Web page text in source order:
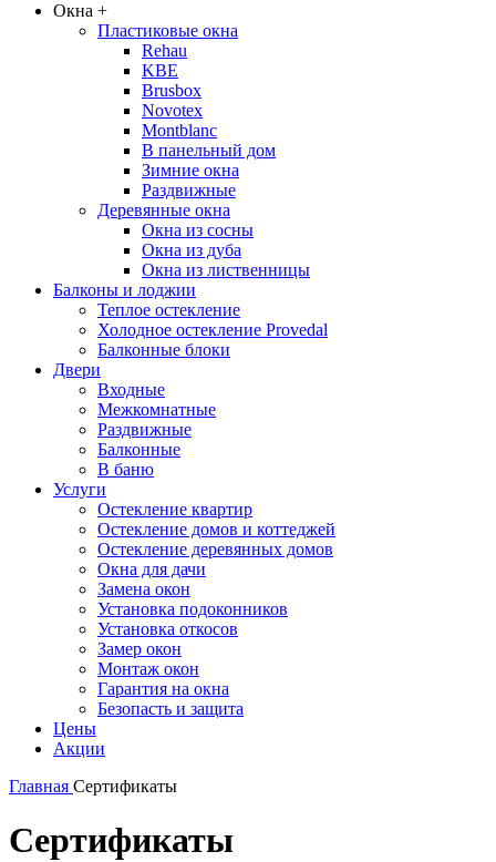
Окна +
Пластиковые окна
Rehau
KBE
Brusbox
Novotex
Montblanc
В панельный дом
Зимние окна
Раздвижные
Деревянные окна
Окна из сосны
Окна из дуба
Окна из лиственницы
Балконы и лоджии
Теплое остекление
Холодное остекление Provedal
Балконные блоки
Двери
Входные
Межкомнатные
Раздвижные
Балконные
В баню
Услуги
Остекление квартир
Остекление домов и коттеджей
Остекление деревянных домов
Окна для дачи
Замена окон
Установка подоконников
Установка откосов
Замер окон
Монтаж окон
Гарантия на окна
Безопасть и защита
Цены
Акции
Главная Сертификаты
Сертификаты